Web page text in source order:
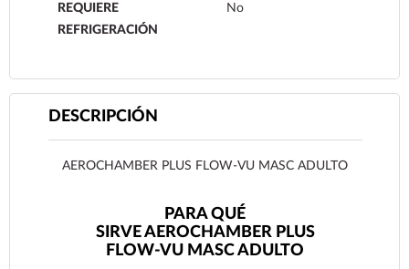
REQUIERE
REFRIGERACIÓN
No
DESCRIPCIÓN
AEROCHAMBER PLUS FLOW-VU MASC ADULTO
PARA QUÉ
SIRVE AEROCHAMBER PLUS
FLOW-VU MASC ADULTO